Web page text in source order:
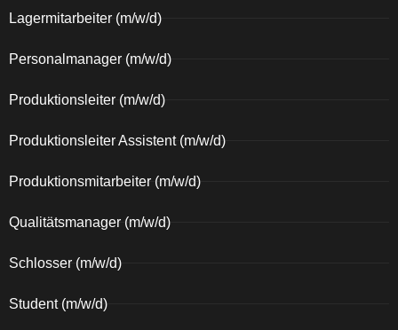
Lagermitarbeiter (m/w/d)
Personalmanager (m/w/d)
Produktionsleiter (m/w/d)
Produktionsleiter Assistent (m/w/d)
Produktionsmitarbeiter (m/w/d)
Qualitätsmanager (m/w/d)
Schlosser (m/w/d)
Student (m/w/d)